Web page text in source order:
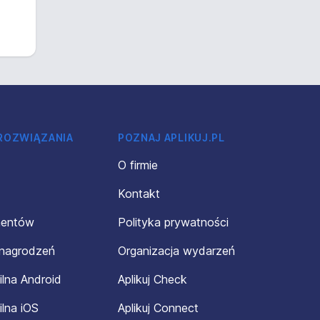
Android
iOS
POZNAJ APLIKUJ.PL
O firmie
Kontakt
Polityka prywatności
Organizacja wydarzeń
Aplikuj Check
Aplikuj Connect